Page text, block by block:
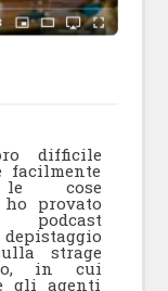
difficile
facilmente
le cose
provato
strage
in cui
gli agenti